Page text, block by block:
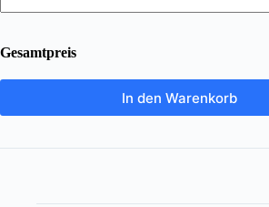
Gesamtpreis
In den Warenkorb